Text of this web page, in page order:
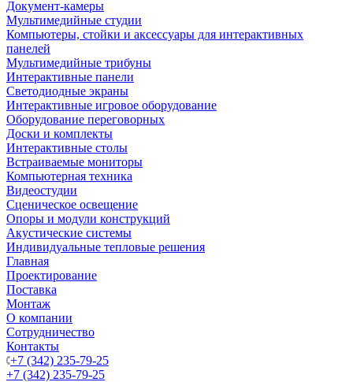
Документ-камеры
Мультимедийные студии
Компьютеры, стойки и аксессуары для интерактивных
панелей
Мультимедийные трибуны
Интерактивные панели
Светодиодные экраны
Интерактивные игровое оборудование
Оборудование переговорных
Доски и комплекты
Интерактивные столы
Встраиваемые мониторы
Компьютерная техника
Видеостудии
Cценическое освещение
Опоры и модули конструкций
Акустические системы
Индивидуальные тепловые решения
Главная
Проектирование
Поставка
Монтаж
О компании
Сотрудничество
Контакты
+7 (342) 235-79-25
+7 (342) 235-79-25